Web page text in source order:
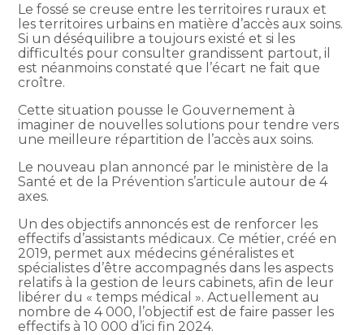
Le fossé se creuse entre les territoires ruraux et
les territoires urbains en matière d’accès aux soins.
Si un déséquilibre a toujours existé et si les
difficultés pour consulter grandissent partout, il
est néanmoins constaté que l’écart ne fait que
croître.
Cette situation pousse le Gouvernement à
imaginer de nouvelles solutions pour tendre vers
une meilleure répartition de l’accès aux soins.
Le nouveau plan annoncé par le ministère de la
Santé et de la Prévention s’articule autour de 4
axes.
Un des objectifs annoncés est de renforcer les
effectifs d’assistants médicaux. Ce métier, créé en
2019, permet aux médecins généralistes et
spécialistes d’être accompagnés dans les aspects
relatifs à la gestion de leurs cabinets, afin de leur
libérer du « temps médical ». Actuellement au
nombre de 4 000, l’objectif est de faire passer les
effectifs à 10 000 d’ici fin 2024.